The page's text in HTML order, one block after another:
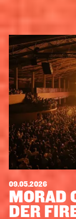
09.05.2026
MORAD
DER